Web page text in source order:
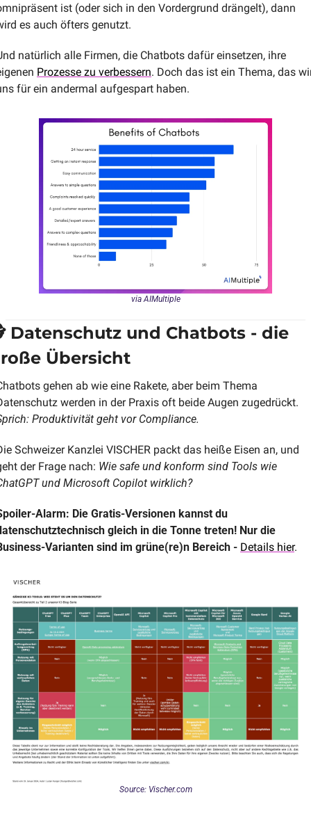
ist (oder sich in den Vordergrund drängelt), dann
es auch öfters genutzt.
natürlich alle Firmen, die Chatbots dafür einsetzen, ihre
Prozesse zu verbessern. Doch das ist ein Thema, das
für ein andermal aufgespart haben.
via AIMultiple
Datenschutz und Chatbots - die
Übersicht
gehen ab wie eine Rakete, aber beim Thema
Produktivität geht vor Compliance.
Schweizer Kanzlei VISCHER packt das heiße Eisen an, und
der Frage nach: Wie safe und konform sind Tools wie
und Microsoft Copilot wirklich?
Alarm: Die Gratis-Versionen kannst du
gleich in die Tonne treten! Nur die
Varianten sind im grüne(re)n Bereich - Details hier.
Source: Vischer.com